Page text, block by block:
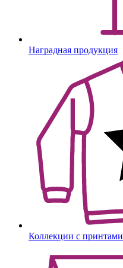
Наградная продукция
Коллекции с принтами